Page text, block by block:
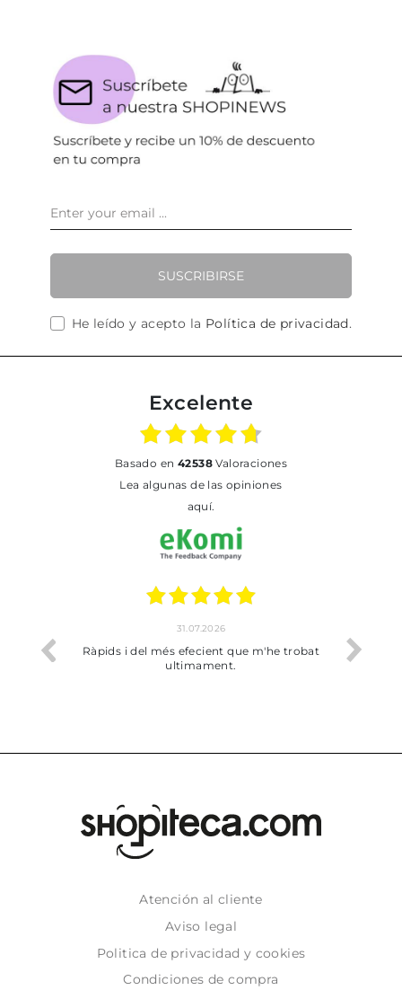
SUSCRIBIRSE
He leído y acepto la Política de privacidad.
Excelente
basado en 42538Valoraciones
Lea algunas de las opiniones
aquí.
i del més efecient que m'he trobat
Bien pero soy de
dejado recoger
Atención al cliente
Aviso legal
Politica de privacidad y cookies
Condiciones de compra